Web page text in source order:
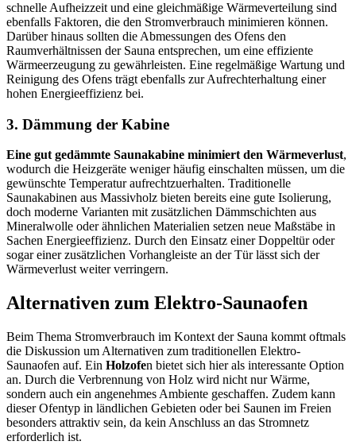
schnelle Aufheizzeit und eine gleichmäßige Wärmeverteilung sind
ebenfalls Faktoren, die den Stromverbrauch minimieren können.
Darüber hinaus sollten die Abmessungen des Ofens den
Raumverhältnissen der Sauna entsprechen, um eine effiziente
Wärmeerzeugung zu gewährleisten. Eine regelmäßige Wartung und
Reinigung des Ofens trägt ebenfalls zur Aufrechterhaltung einer
hohen Energieeffizienz bei.
3. Dämmung der Kabine
Eine gut gedämmte Saunakabine minimiert den Wärmeverlust,
wodurch die Heizgeräte weniger häufig einschalten müssen, um die
gewünschte Temperatur aufrechtzuerhalten. Traditionelle
Saunakabinen aus Massivholz bieten bereits eine gute Isolierung,
doch moderne Varianten mit zusätzlichen Dämmschichten aus
Mineralwolle oder ähnlichen Materialien setzen neue Maßstäbe in
Sachen Energieeffizienz. Durch den Einsatz einer Doppeltür oder
sogar einer zusätzlichen Vorhangleiste an der Tür lässt sich der
Wärmeverlust weiter verringern.
Alternativen zum Elektro-Saunaofen
Beim Thema Stromverbrauch im Kontext der Sauna kommt oftmals
die Diskussion um Alternativen zum traditionellen Elektro-
Saunaofen auf. Ein Holzofen bietet sich hier als interessante Option
an. Durch die Verbrennung von Holz wird nicht nur Wärme,
sondern auch ein angenehmes Ambiente geschaffen. Zudem kann
dieser Ofentyp in ländlichen Gebieten oder bei Saunen im Freien
besonders attraktiv sein, da kein Anschluss an das Stromnetz
erforderlich ist.